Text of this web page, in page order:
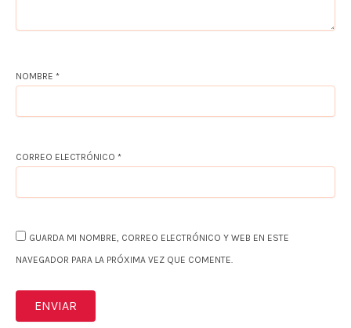
NOMBRE *
CORREO ELECTRÓNICO *
GUARDA MI NOMBRE, CORREO ELECTRÓNICO Y WEB EN ESTE
NAVEGADOR PARA LA PRÓXIMA VEZ QUE COMENTE.